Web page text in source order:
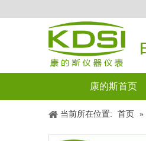
康的斯首页
当前所在位置: 首页 »